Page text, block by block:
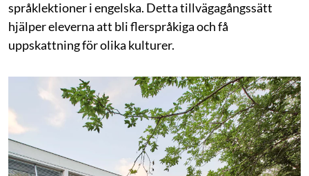
språklektioner i engelska. Detta tillvägagångssätt
hjälper eleverna att bli flerspråkiga och få
uppskattning för olika kulturer.